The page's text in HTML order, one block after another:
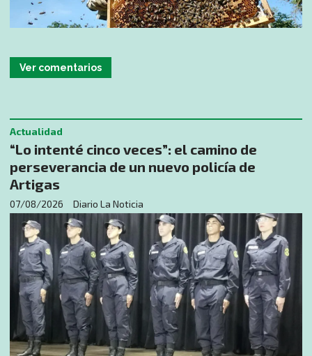
Ver comentarios
“Lo intenté cinco veces”: el camino de
perseverancia de un nuevo policía de
Artigas
Diario La Noticia
Actualidad
07/08/2026